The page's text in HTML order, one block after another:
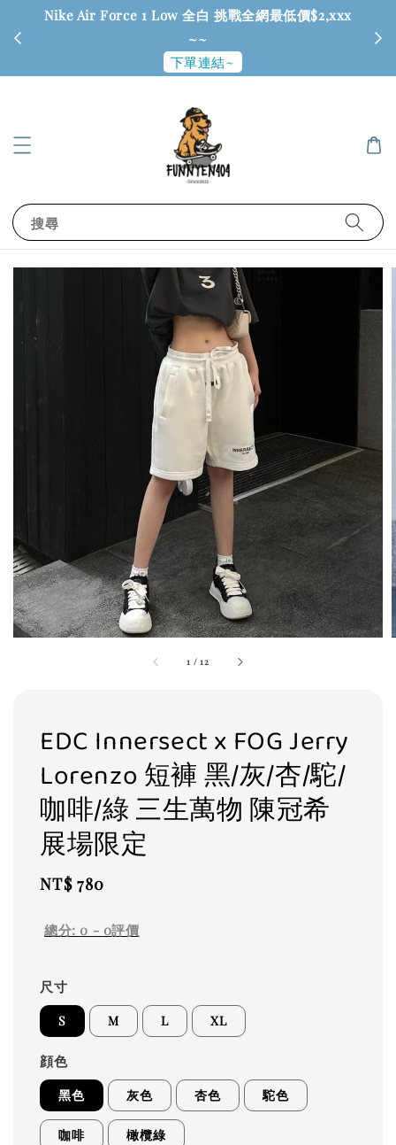
Nike Air Force 1 Low 全白 挑戰全網最低價$2,xxx
~~
下單連結~
搜尋
1 /12
EDC Innersect x FOG Jerry
Lorenzo 短褲 黑/灰/杏/駝/
咖啡/綠 三生萬物 陳冠希
展場限定
Regular
NT$ 780
總分: 0 - 0評價
尺寸
S M L XL
顔色
黑色 灰色 杏色 駝色
咖啡 橄欖綠